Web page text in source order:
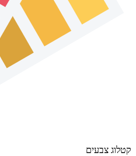
קטלוג צבעים